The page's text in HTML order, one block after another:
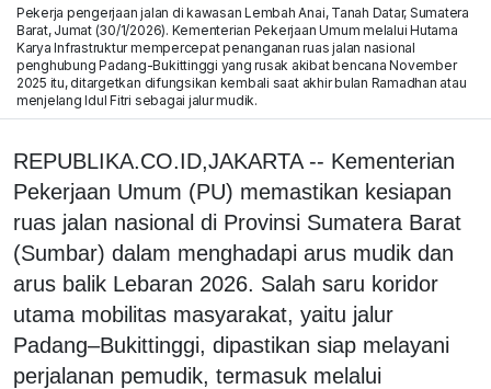
Pekerja pengerjaan jalan di kawasan Lembah Anai, Tanah Datar, Sumatera
Barat, Jumat (30/1/2026). Kementerian Pekerjaan Umum melalui Hutama
Karya Infrastruktur mempercepat penanganan ruas jalan nasional
penghubung Padang-Bukittinggi yang rusak akibat bencana November
2025 itu, ditargetkan difungsikan kembali saat akhir bulan Ramadhan atau
menjelang Idul Fitri sebagai jalur mudik.
REPUBLIKA.CO.ID,JAKARTA -- Kementerian
Pekerjaan Umum (PU) memastikan kesiapan
ruas jalan nasional di Provinsi Sumatera Barat
(Sumbar) dalam menghadapi arus mudik dan
arus balik Lebaran 2026. Salah saru koridor
utama mobilitas masyarakat, yaitu jalur
Padang–Bukittinggi, dipastikan siap melayani
perjalanan pemudik, termasuk melalui